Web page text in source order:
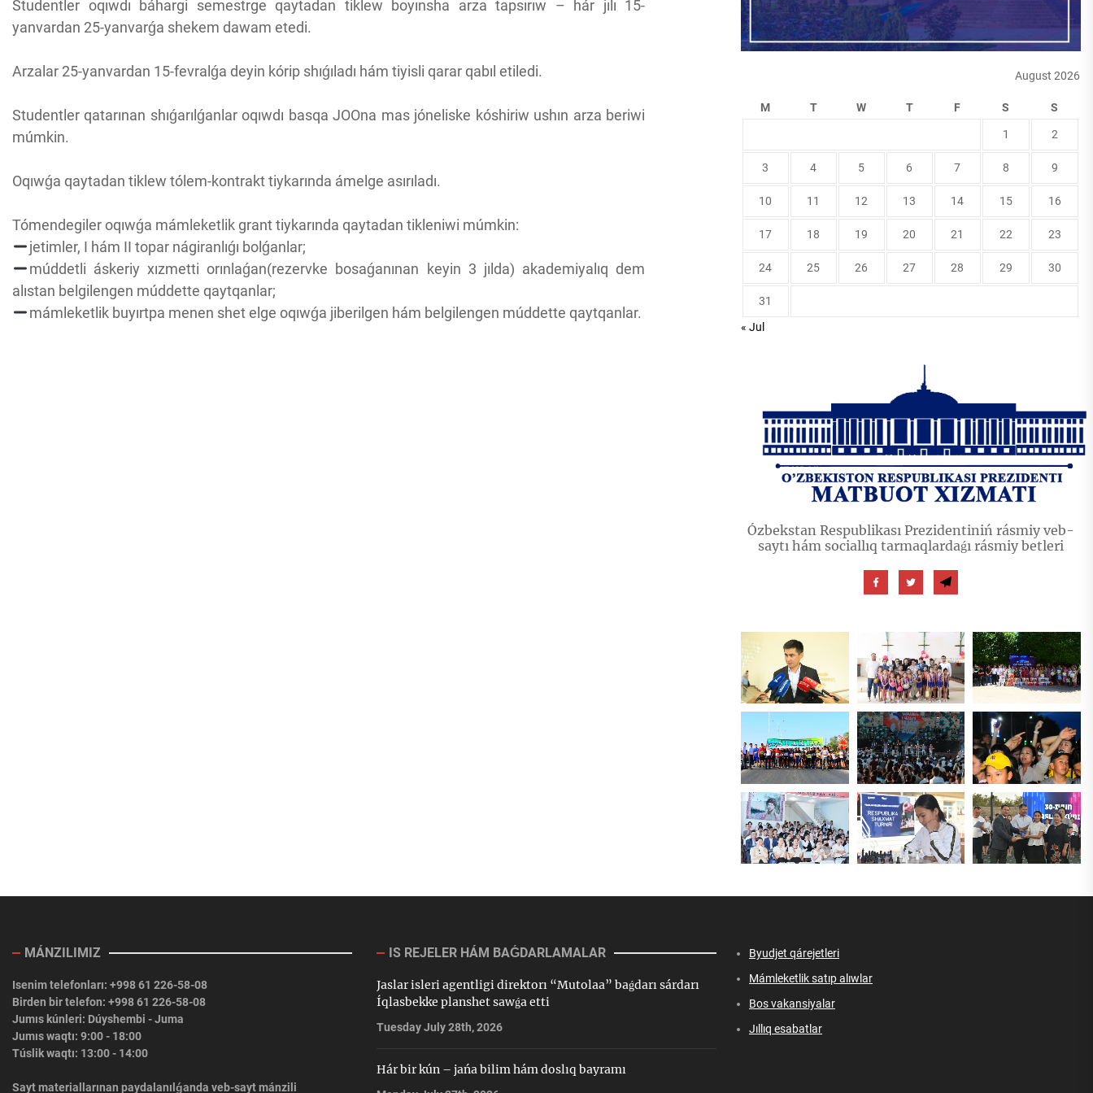
Studentler oqıwdı báhargi semestrge qaytadan tiklew boyınsha arza tapsırıw – hár jılı 15-
yanvardan 25-yanvarǵa shekem dawam etedi.
Arzalar 25-yanvardan 15-fevralǵa deyin kórip shıǵıladı hám tiyisli qarar qabıl etiledi.
Studentler qatarınan shıǵarılǵanlar oqıwdı basqa JOOna mas jóneliske kóshiriw ushın arza beriwi
múmkin.
Oqıwǵa qaytadan tiklew tólem-kontrakt tiykarında ámelge asırıladı.
Tómendegiler oqıwǵa mámleketlik grant tiykarında qaytadan tikleniwi múmkin:
jetimler, I hám II topar nágiranlıǵı bolǵanlar;
múddetli áskeriy xızmetti orınlaǵan(rezervke bosaǵanınan keyin 3 jılda) akademiyalıq dem
alıstan belgilengen múddette qaytqanlar;
mámleketlik buyırtpa menen shet elge oqıwǵa jiberilgen hám belgilengen múddette qaytqanlar.
August 2026
M T W T F S S
1 2
3 4 5 6 7 8 9
10 11 12 13 14 15 16
17 18 19 20 21 22 23
24 25 26 27 28 29 30
31
« Jul
Ózbekstan Respublikası Prezidentiniń rásmiy veb-
saytı hám sociallıq tarmaqlardaǵı rásmiy betleri
MÁNZILIMIZ
Isenim telefonları: +998 61 226-58-08
Birden bir telefon: +998 61 226-58-08
Jumıs kúnleri: Dúyshembi - Juma
Jumıs waqtı: 9:00 - 18:00
Túslik waqtı: 13:00 - 14:00
Sayt materiallarınan paydalanılǵanda veb-sayt mánzili
IS REJELER HÁM BAǴDARLAMALAR
Jaslar isleri agentligi direktorı “Mutolaa” baǵdarı sárdarı
Íqlasbekke planshet sawǵa etti
Tuesday July 28th, 2026
Hár bir kún – jańa bilim hám doslıq bayramı
Byudjet qárejetleri
Mámleketlik satıp alıwlar
Bos vakansiyalar
Jıllıq esabatlar